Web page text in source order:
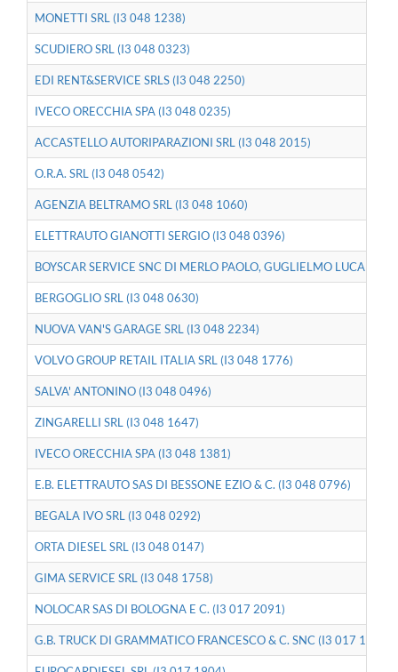
MONETTI SRL (I3 048 1238)
SCUDIERO SRL (I3 048 0323)
EDI RENT&SERVICE SRLS (I3 048 2250)
IVECO ORECCHIA SPA (I3 048 0235)
ACCASTELLO AUTORIPARAZIONI SRL (I3 048 2015)
O.R.A. SRL (I3 048 0542)
AGENZIA BELTRAMO SRL (I3 048 1060)
ELETTRAUTO GIANOTTI SERGIO (I3 048 0396)
BOYSCAR SERVICE SNC DI MERLO PAOLO, GUGLIELMO LUCA &
BERGOGLIO SRL (I3 048 0630)
NUOVA VAN'S GARAGE SRL (I3 048 2234)
VOLVO GROUP RETAIL ITALIA SRL (I3 048 1776)
SALVA' ANTONINO (I3 048 0496)
ZINGARELLI SRL (I3 048 1647)
IVECO ORECCHIA SPA (I3 048 1381)
E.B. ELETTRAUTO SAS DI BESSONE EZIO & C. (I3 048 0796)
BEGALA IVO SRL (I3 048 0292)
ORTA DIESEL SRL (I3 048 0147)
GIMA SERVICE SRL (I3 048 1758)
NOLOCAR SAS DI BOLOGNA E C. (I3 017 2091)
G.B. TRUCK DI GRAMMATICO FRANCESCO & C. SNC (I3 017 1846)